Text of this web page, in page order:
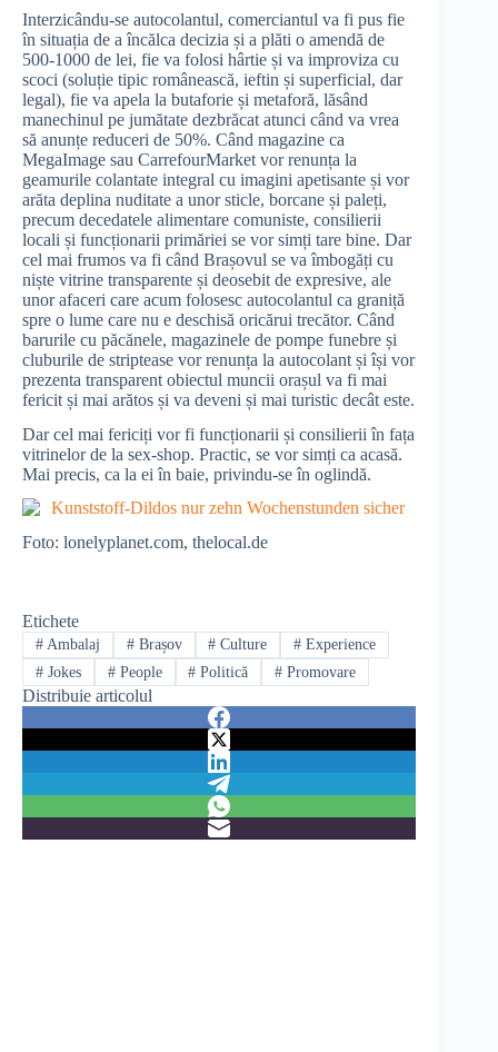
Interzicându-se autocolantul, comerciantul va fi pus fie
în situația de a încălca decizia și a plăti o amendă de
500-1000 de lei, fie va folosi hârtie și va improviza cu
scoci (soluție tipic românească, ieftin și superficial, dar
legal), fie va apela la butaforie și metaforă, lăsând
manechinul pe jumătate dezbrăcat atunci când va vrea
să anunțe reduceri de 50%. Când magazine ca
MegaImage sau CarrefourMarket vor renunța la
geamurile colantate integral cu imagini apetisante și vor
arăta deplina nuditate a unor sticle, borcane și paleți,
precum decedatele alimentare comuniste, consilierii
locali și funcționarii primăriei se vor simți tare bine. Dar
cel mai frumos va fi când Brașovul se va îmbogăți cu
niște vitrine transparente și deosebit de expresive, ale
unor afaceri care acum folosesc autocolantul ca graniță
spre o lume care nu e deschisă oricărui trecător. Când
barurile cu păcănele, magazinele de pompe funebre și
cluburile de striptease vor renunța la autocolant și își vor
prezenta transparent obiectul muncii orașul va fi mai
fericit și mai arătos și va deveni și mai turistic decât este.
Dar cel mai fericiți vor fi funcționarii și consilierii în fața
vitrinelor de la sex-shop. Practic, se vor simți ca acasă.
Mai precis, ca la ei în baie, privindu-se în oglindă.
Foto: lonelyplanet.com, thelocal.de
Etichete
#Ambalaj #Brașov # Culture # Experience
#Jokes #People # Politică # Promovare
Distribuie articolul